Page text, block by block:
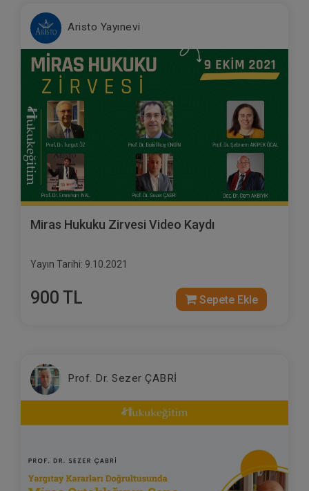
Aristo Yayınevi
Miras Hukuku Zirvesi Video Kaydı
Yayın Tarihi: 9.10.2021
900 TL Sepete Ekle
Prof. Dr. Sezer ÇABRİ